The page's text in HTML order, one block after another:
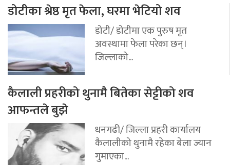
डोटीका श्रेष्ठ मृत फेला, घरमा भेटियो शव
डोटी/ डोटीमा एक पुरुष मृत
अवस्थामा फेला परेका छन्।
जिल्लाको...
कैलाली प्रहरीको थुनामै बितेका सेट्टीको शव
आफन्तले बुझे
धनगढी/ जिल्ला प्रहरी कार्यालय
कैलालीको थुनामै रहेका बेला ज्यान
गुमाएका...